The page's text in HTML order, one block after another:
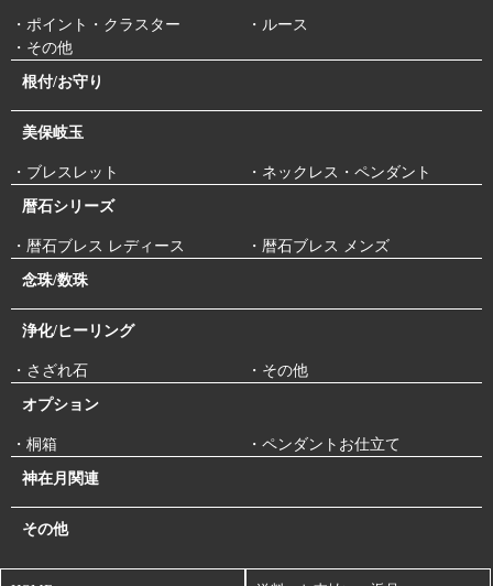
・ポイント・クラスター
・ルース
・その他
根付/お守り
美保岐玉
・ブレスレット ・ネックレス・ペンダント
暦石シリーズ
・暦石ブレス レディース ・暦石ブレス メンズ
念珠/数珠
浄化/ヒーリング
・さざれ石 ・その他
オプション
・桐箱 ・ペンダントお仕立て
神在月関連
その他